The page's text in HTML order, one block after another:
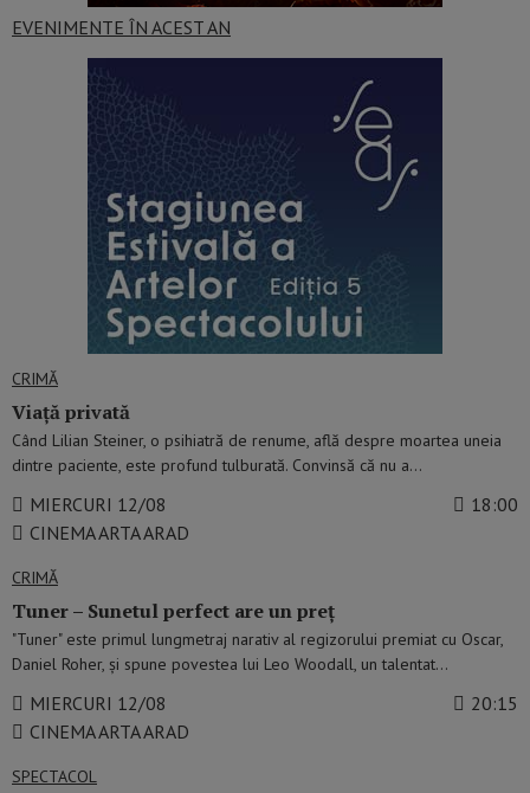
EVENIMENTE ÎN ACEST AN
CRIMĂ
Viață privată
Când Lilian Steiner, o psihiatră de renume, află despre moartea uneia
dintre paciente, este profund tulburată. Convinsă că nu a…
MIERCURI 12/08
18:00
CINEMA ARTA ARAD
CRIMĂ
Tuner – Sunetul perfect are un preț
"Tuner" este primul lungmetraj narativ al regizorului premiat cu Oscar,
Daniel Roher, și spune povestea lui Leo Woodall, un talentat…
MIERCURI 12/08
20:15
CINEMA ARTA ARAD
SPECTACOL